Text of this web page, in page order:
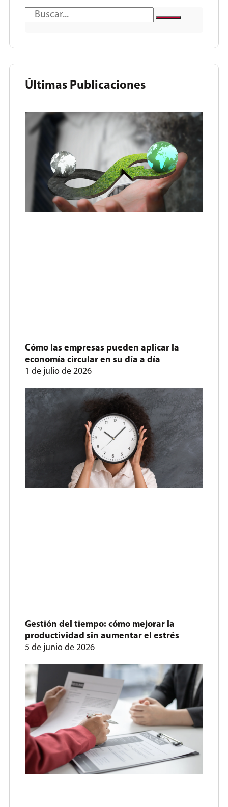
Últimas Publicaciones
Cómo las empresas pueden aplicar la
economía circular en su día a día
1 de julio de 2026
Gestión del tiempo: cómo mejorar la
productividad sin aumentar el estrés
5 de junio de 2026